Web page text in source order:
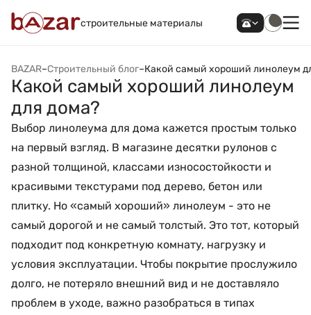
строительные материалы
BAZAR–Строительный блог–Какой самый хороший линолеум
Какой самый хороший линолеум
для дома?
Выбор линолеума для дома кажется простым только
на первый взгляд. В магазине десятки рулонов с
разной толщиной, классами износостойкости и
красивыми текстурами под дерево, бетон или
плитку. Но «самый хороший» линолеум - это не
самый дорогой и не самый толстый. Это тот, который
подходит под конкретную комнату, нагрузку и
условия эксплуатации. Чтобы покрытие прослужило
долго, не потеряло внешний вид и не доставляло
проблем в уходе, важно разобраться в типах